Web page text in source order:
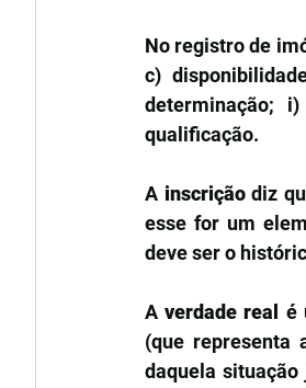
No registro de
c)
determinação;
qualificação.
A inscrição diz
esse for um
deve ser o
A verdade real
é
(que representa
daquela